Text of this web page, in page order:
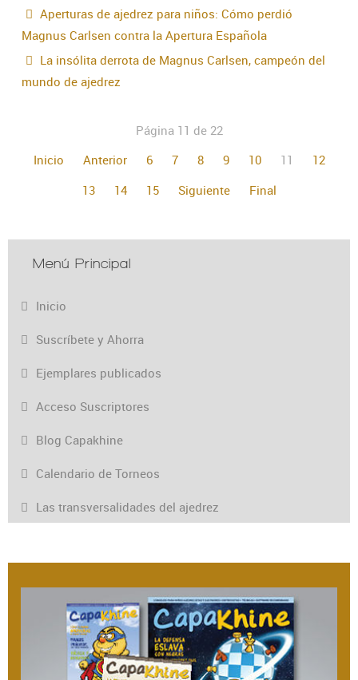
Aperturas de ajedrez para niños: Cómo perdió
Magnus Carlsen contra la Apertura Española
La insólita derrota de Magnus Carlsen, campeón del
mundo de ajedrez
Página 11 de 22
Inicio
Anterior 6 7 8 9 10 11
12
13
14 15 Siguiente Final
Menú Principal
Inicio
Suscríbete y Ahorra
Ejemplares publicados
Acceso Suscriptores
Blog Capakhine
Calendario de Torneos
Las transversalidades del ajedrez